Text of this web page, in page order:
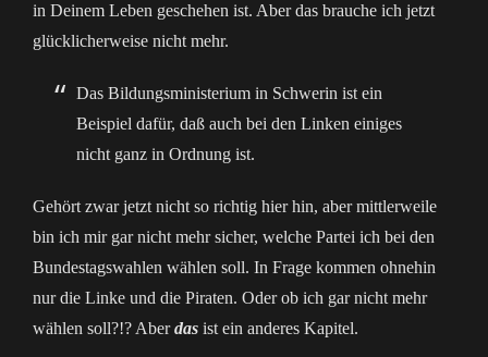
in Deinem Leben geschehen ist. Aber das brauche ich jetzt
glücklicherweise nicht mehr.
Das Bildungsministerium in Schwerin ist ein
Beispiel dafür, daß auch bei den Linken einiges
nicht ganz in Ordnung ist.
Gehört zwar jetzt nicht so richtig hier hin, aber mittlerweile
bin ich mir gar nicht mehr sicher, welche Partei ich bei den
Bundestagswahlen wählen soll. In Frage kommen ohnehin
nur die Linke und die Piraten. Oder ob ich gar nicht mehr
wählen soll?!? Aberdas ist ein anderes Kapitel.